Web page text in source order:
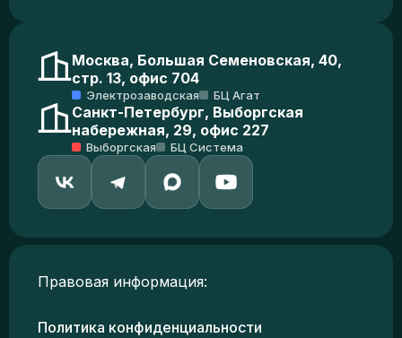
Москва, Большая Семеновская, 40,
стр. 13, офис 704
Электрозаводская БЦ Агат
Санкт-Петербург, Выборгская
набережная, 29, офис 227
Выборгская БЦ Система
Правовая информация:
Политика конфиденциальности